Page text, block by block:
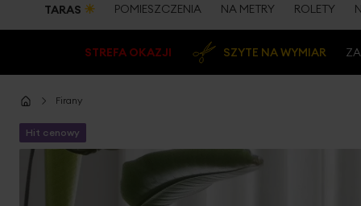
TARAS ☀ POMIESZCZENIA NA METRY ROLETY
STREFA OKAZJI SZYTE NA WYMIAR
Firany
Przejdź
Hit cenowy